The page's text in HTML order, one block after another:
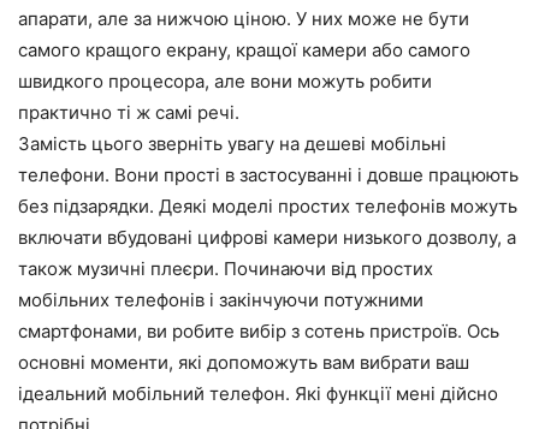
апарати, але за нижчою ціною. У них може не бути
самого кращого екрану, кращої камери або самого
швидкого процесора, але вони можуть робити
практично ті ж самі речі.
Замість цього зверніть увагу на дешеві мобільні
телефони. Вони прості в застосуванні і довше працюють
без підзарядки. Деякі моделі простих телефонів можуть
включати вбудовані цифрові камери низького дозволу, а
також музичні плеєри. Починаючи від простих
мобільних телефонів і закінчуючи потужними
смартфонами, ви робите вибір з сотень пристроїв. Ось
основні моменти, які допоможуть вам вибрати ваш
ідеальний мобільний телефон. Які функції мені дійсно